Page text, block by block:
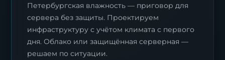
Петербургская влажность — приговор для
сервера без защиты. Проектируем
инфраструктуру с учётом климата с первого
дня. Облако или защищённая серверная —
решаем по ситуации.